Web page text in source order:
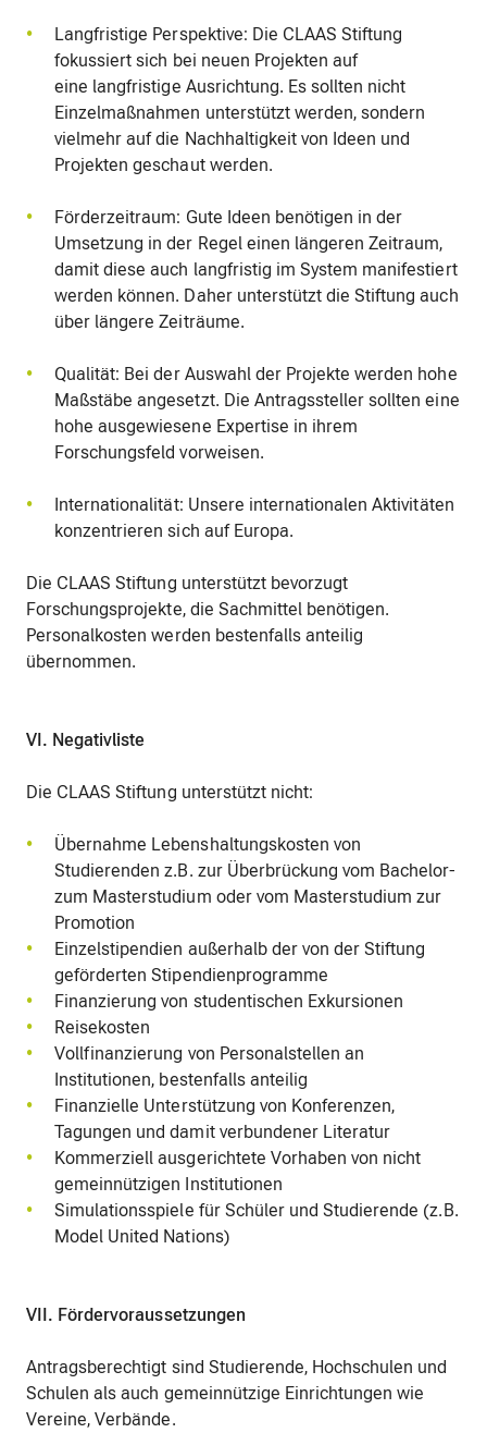
Langfristige Perspektive: Die CLAAS Stiftung
fokussiert sich bei neuen Projekten auf
eine langfristige Ausrichtung. Es sollten nicht
Einzelmaßnahmen unterstützt werden, sondern
vielmehr auf die Nachhaltigkeit von Ideen und
Projekten geschaut werden.
Förderzeitraum: Gute Ideen benötigen in der
Umsetzung in der Regel einen längeren Zeitraum,
damit diese auch langfristig im System manifestiert
werden können. Daher unterstützt die Stiftung auch
über längere Zeiträume.
Qualität: Bei der Auswahl der Projekte werden hohe
Maßstäbe angesetzt. Die Antragssteller sollten eine
hohe ausgewiesene Expertise in ihrem
Forschungsfeld vorweisen.
Internationalität: Unsere internationalen Aktivitäten
konzentrieren sich auf Europa.
Die CLAAS Stiftung unterstützt bevorzugt
Forschungsprojekte, die Sachmittel benötigen.
Personalkosten werden bestenfalls anteilig
übernommen.
VI. Negativliste
Die CLAAS Stiftung unterstützt nicht:
Übernahme Lebenshaltungskosten von
Studierenden z.B. zur Überbrückung vom Bachelor-
zum Masterstudium oder vom Masterstudium zur
Promotion
Einzelstipendien außerhalb der von der Stiftung
geförderten Stipendienprogramme
Finanzierung von studentischen Exkursionen
Reisekosten
Vollfinanzierung von Personalstellen an
Institutionen, bestenfalls anteilig
Finanzielle Unterstützung von Konferenzen,
Tagungen und damit verbundener Literatur
Kommerziell ausgerichtete Vorhaben von nicht
gemeinnützigen Institutionen
Simulationsspiele für Schüler und Studierende (z.B.
Model United Nations)
VII. Fördervoraussetzungen
Antragsberechtigt sind Studierende, Hochschulen und
Schulen als auch gemeinnützige Einrichtungen wie
Vereine, Verbände.